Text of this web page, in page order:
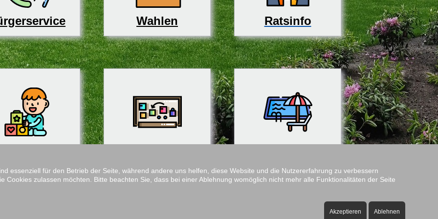
Wahlen Ratsinfo
essenziell für den Betrieb der Seite, während andere uns helfen, diese Website und die Nutzererfahrung zu verbessern
Cookies zulassen möchten. Bitte beachten Sie, dass bei einer Ablehnung womöglich nicht mehr alle Funktionalitäten der Seite
Akzeptieren Ablehnen